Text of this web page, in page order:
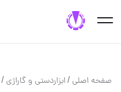
صفحه اصلی/ابزاردستی و گاراژی/